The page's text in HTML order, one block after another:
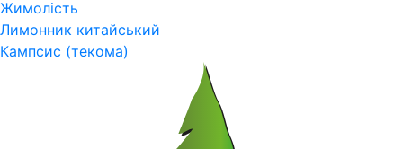
Жимолість
Лимонник китайський
Кампсис (текома)